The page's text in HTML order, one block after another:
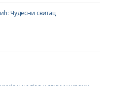
Чудесни свитац